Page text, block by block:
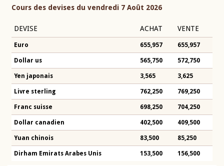
Cours des devises du vendredi 7 Août 2026
DEVISE ACHAT VENTE
Euro 655,957 655,957
Dollar us 565,750 572,750
Yen japonais 3,565 3,625
Livre sterling 762,250 769,250
Franc suisse 698,250 704,250
Dollar canadien 402,500 409,500
Yuan chinois 83,500 85,250
Dirham Emirats Arabes Unis 153,500 156,500